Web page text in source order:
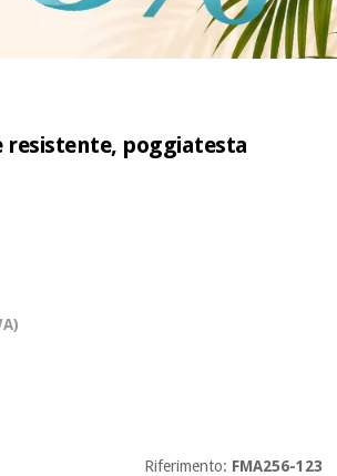
resistente, poggiatesta
Riferimento: FMA256-123